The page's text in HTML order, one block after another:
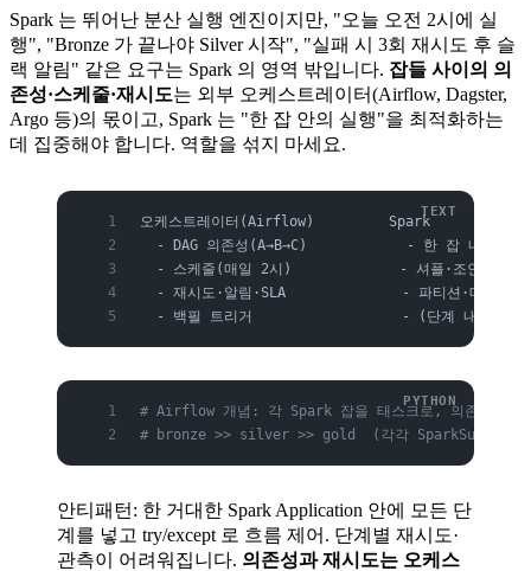
Spark 는 뛰어난 분산 실행 엔진이지만, "오늘 오전 2시에 실
행", "Bronze 가 끝나야 Silver 시작", "실패 시 3회 재시도 후 슬
랙 알림" 같은 요구는 Spark 의 영역 밖입니다. 잡들 사이의 의
존성·스케줄·재시도는 외부 오케스트레이터(Airflow, Dagster,
Argo 등)의 몫이고, Spark 는 "한 잡 안의 실행"을 최적화하는
데 집중해야 합니다. 역할을 섞지 마세요.
오케스트레이터(Airflow)         Spark
- DAG 의존성(A→B→C)            - 한 잡 내 분산
- 스케줄(매일 2시)             - 셔플·조인·집계
  - 재시도·알림·SLA              - 파티션·메모리
  - 백필 트리거                  - (단계 내부)
# Airflow 개념: 각 Spark 잡을 태스크로, 의존성을
# bronze >> silver >> gold  (각각
안티패턴: 한 거대한 Spark Application 안에 모든 단
계를 넣고 try/except 로 흐름 제어. 단계별 재시도·
관측이 어려워집니다. 의존성과 재시도는 오케스